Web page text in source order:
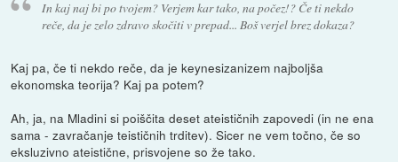
In kaj naj bi po tvojem? Verjem kar tako, na počez!? Če ti nekdo
reče, da je zelo zdravo skočiti v prepad... Boš verjel brez dokaza?
Kaj pa, če ti nekdo reče, da je keynesizanizem najboljša
ekonomska teorija? Kaj pa potem?
Ah, ja, na Mladini si poiščita deset ateističnih zapovedi (in ne ena
sama - zavračanje teističnih trditev). Sicer ne vem točno, če so
eksluzivno ateistične, prisvojene so že tako.